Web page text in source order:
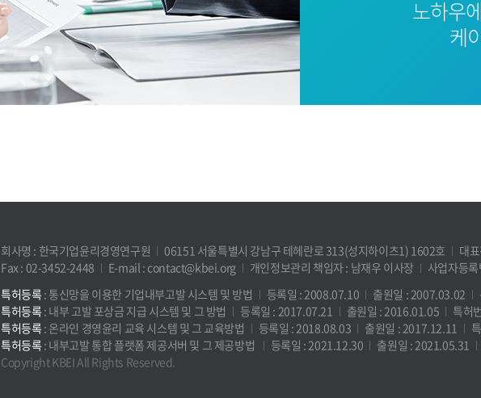
노하우
케
회사명 : 한국기업윤리경영연구원 06151 서울특별시 강남구 테헤란로 313(성지하이츠1) 1602호
대
Fax : 02-3452-2448
E-mail : contact@kbei.org 개인정보관리 책임자 : 남재우 이사장
사업자등
특허등록 : 통신망을 이용한 기업내부고발 시스템 및 방법 등록일 : 2008.07.10 출원일 : 2007.03.02
특허등록 : 내부 고발 포상금 지급 시스템 및 그 방법 등록일 : 2017.07.21 출원일 : 2016.01.05
특허
특허등록 : 온라인 경영윤리 교육 시스템 및 그 교육방법 등록일 : 2018.08.03 출원일 : 2017.12.11
특허등록 : 내부고발 통합 플랫폼 제공서버 및 그 제공방법 등록일 : 2021.12.30 출원일 : 2021.05.31
Copyright KBEI All Rights Reserved.